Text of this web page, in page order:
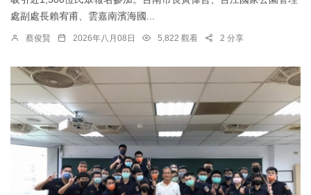
處副處長賴宥甫、雲嘉南濱海國...
蔡俊賢 2026年八月08日 5,822 觀看 2 分享